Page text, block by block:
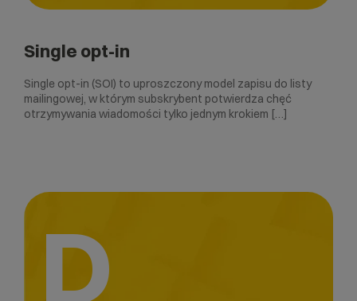
Single opt-in
Single opt-in (SOI) to uproszczony model zapisu do listy
mailingowej, w którym subskrybent potwierdza chęć
otrzymywania wiadomości tylko jednym krokiem […]
D